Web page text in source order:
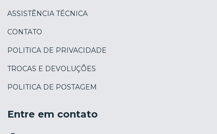
ASSISTÊNCIA TÉCNICA
CONTATO
POLITICA DE PRIVACIDADE
TROCAS E DEVOLUÇÕES
POLITICA DE POSTAGEM
Entre em contato